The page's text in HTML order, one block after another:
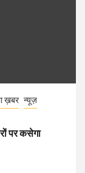
ख़बर न्यूज़
पर कसेगा